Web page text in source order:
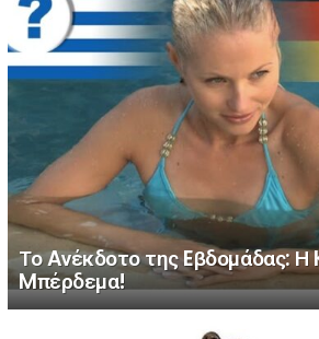
Το Aνέκδοτο της Eβδομάδας: Η
Mπέρδεμα!